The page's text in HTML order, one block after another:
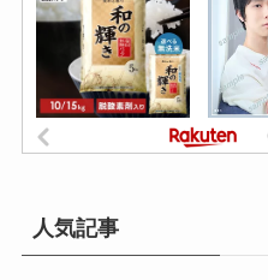
人気記事